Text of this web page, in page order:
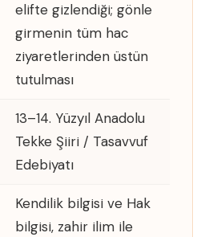
elifte gizlendiği; gönle
girmenin tüm hac
ziyaretlerinden üstün
tutulması
13–14. Yüzyıl Anadolu
Tekke Şiiri / Tasavvuf
Edebiyatı
Kendilik bilgisi ve Hak
bilgisi, zahir ilim ile